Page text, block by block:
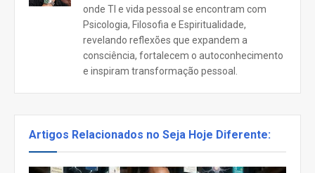
onde TI e vida pessoal se encontram com
Psicologia, Filosofia e Espiritualidade,
revelando reflexões que expandem a
consciência, fortalecem o autoconhecimento
e inspiram transformação pessoal.
Artigos Relacionados no Seja Hoje Diferente: